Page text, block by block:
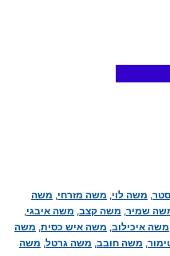
, משה לוי, משה מזרחי, משה
שמיר, משה קצב, משה איבגי,
משה איכילוב, משה איש כסית, משה
, משה חובב, משה גרטל, משה